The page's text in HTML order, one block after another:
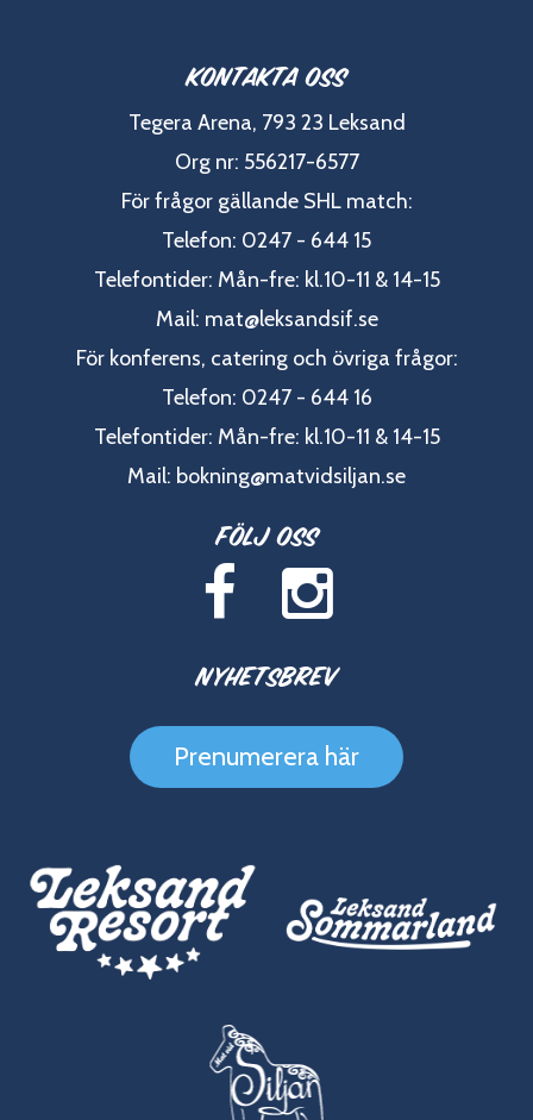
Kontakta oss
Tegera Arena, 793 23 Leksand
Org nr: 556217-6577
För frågor gällande SHL match:
Telefon: 0247 - 644 15
Telefontider: Mån-fre: kl.10-11 & 14-15
Mail: mat@leksandsif.se
För konferens, catering och övriga frågor:
Telefon: 0247 - 644 16
Telefontider: Mån-fre: kl.10-11 & 14-15
Mail: bokning@matvidsiljan.se
Följ oss
Nyhetsbrev